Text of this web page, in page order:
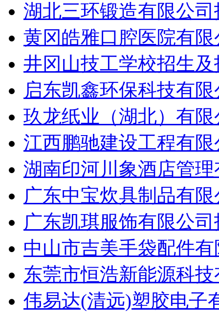
湖北三环锻造有限公
黄冈皓雅口腔医院有
井冈山技工学校招生
启东凯鑫环保科技有
玖龙纸业（湖北）有
江西鹏驰建设工程有
湖南印河川象酒店管
广东中宝炊具制品有
广东凯琪服饰有限公
中山市吉美手袋配件
东莞市恒浩新能源科
伟易达(清远)塑胶电子